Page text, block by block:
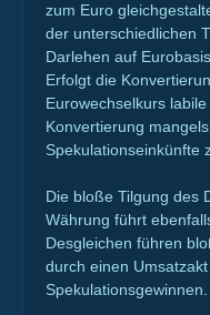
zum Euro
der unterschiedlichen
Darlehen auf
Erfolgt die
Eurowechselkurs
Konvertierung
Spekulationseinkünfte
Die bloße Tilgung des
Währung führt
Desgleichen führen
durch einen
Spekulationsgewinnen.